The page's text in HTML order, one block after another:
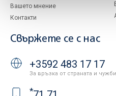
Вашето мнение
Контакти
Свържете се с нас
+3592 483 17 17
За връзка от страната и
*